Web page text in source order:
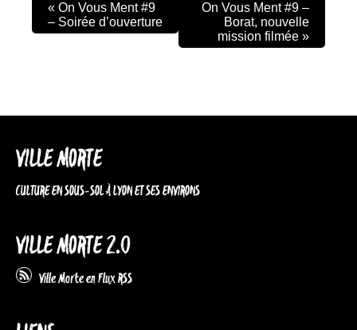
« On Vous Ment #9
– Soirée d’ouverture
On Vous Ment #9 –
Borat, nouvelle
mission filmée »
VILLE MORTE
CULTURE EN SOUS-SOL À LYON ET SES ENVIRONS
VILLE MORTE 2.0
Ville Morte en Flux RSS